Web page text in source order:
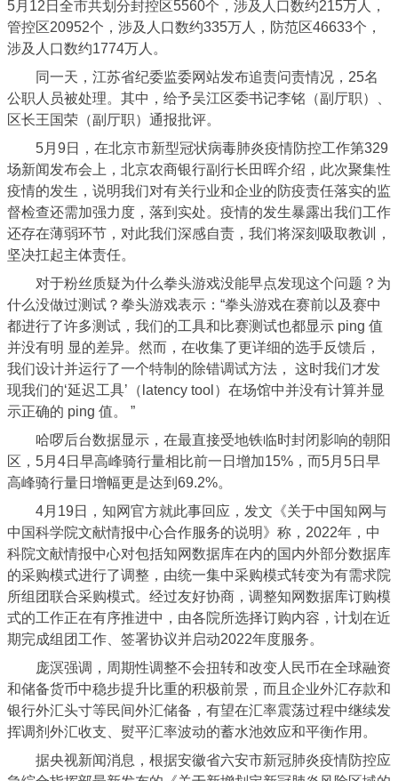
5月12日全市共划分封控区5560个，涉及人口数约215万人，
管控区20952个，涉及人口数约335万人，防范区46633个，
涉及人口数约1774万人。
同一天，江苏省纪委监委网站发布追责问责情况，25名
公职人员被处理。其中，给予吴江区委书记李铭（副厅职）、
区长王国荣（副厅职）通报批评。
5月9日，在北京市新型冠状病毒肺炎疫情防控工作第329
场新闻发布会上，北京农商银行副行长田晖介绍，此次聚集性
疫情的发生，说明我们对有关行业和企业的防疫责任落实的监
督检查还需加强力度，落到实处。疫情的发生暴露出我们工作
还存在薄弱环节， 对此我们深感自责，我们将深刻吸取教训，
坚决扛起主体责任。
对于粉丝质疑为什么拳头游戏没能早点发现这个问题？为
什么没做过测试？拳头游戏表示：“拳头游戏在赛前以及赛中
都进行了许多测试，我们的工具和比赛测试也都显示 ping 值
并没有明 显的差异。然而，在收集了更详细的选手反馈后，
我们设计并运行了一个特制的除错调试方法， 这时我们才发
现我们的‘延迟工具’（latency tool）在场馆中并没有计算并显
示正确的 ping 值。 ”
哈啰后台数据显示，在最直接受地铁临时封闭影响的朝阳
区，5月4日早高峰骑行量相比前一日增加15%，而5月5日早
高峰骑行量日增幅更是达到69.2%。
4月19日，知网官方就此事回应，发文《关于中国知网与
中国科学院文献情报中心合作服务的说明》称，2022年，中
科院文献情报中心对包括知网数据库在内的国内外部分数据库
的采购模式进行了调整，由统一集中采购模式转变为有需求院
所组团联合采购模式。经过友好协商，调整知网数据库订购模
式的工作正在有序推进中，由各院所选择订购内容，计划在近
期完成组团工作、签署协议并启动2022年度服务。
庞溟强调，周期性调整不会扭转和改变人民币在全球融资
和储备货币中稳步提升比重的积极前景，而且企业外汇存款和
银行外汇头寸等民间外汇储备，有望在汇率震荡过程中继续发
挥调剂外汇收支、熨平汇率波动的蓄水池效应和平衡作用。
据央视新闻消息，根据安徽省六安市新冠肺炎疫情防控应